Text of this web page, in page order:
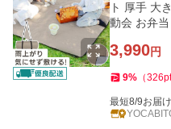
ト 厚手 大
動会 お弁当
3,990円
9% （326pt
最短8/9お届け